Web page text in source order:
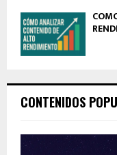
CONTENIDOS